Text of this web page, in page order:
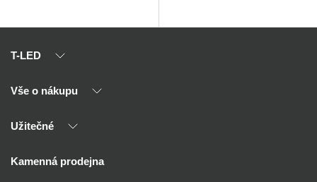
T-LED
O nás
Kontakty
Vše o nákupu
Výhody T-LED
Montáž
Užitečné
Reklamace a vrácení
Kamenná prodejna